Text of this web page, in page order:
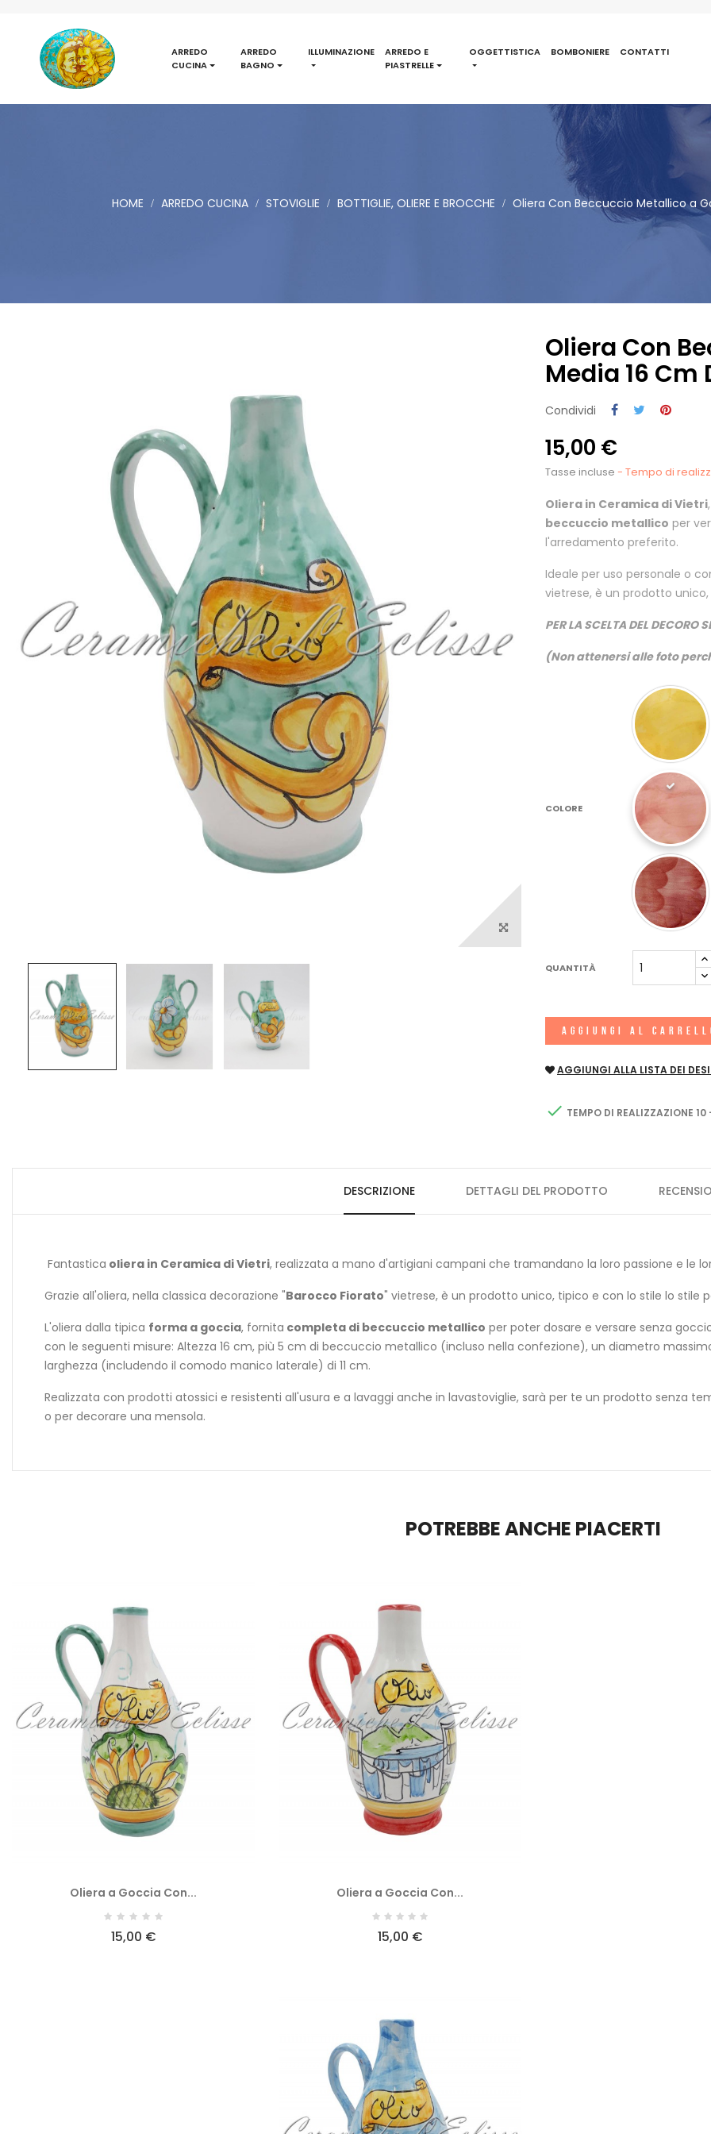
ARREDO
CUCINA
ARREDO
BAGNO
ILLUMINAZIONE
ARREDO E
PIASTRELLE
OGGETTISTICA BOMBONIERE CONTATTI
HOME ARREDO CUCINA STOVIGLIE BOTTIGLIE, OLIERE E BROCCHE Oliera Con Beccuccio Metallico a
Oliera Con
Media 16
Condividi
15,00 €
Tasse incluse - Tempo di
Oliera in Ceramica di Vietri
beccuccio metallico per
l'arredamento preferito.
Ideale per uso personale o
vietrese, è un prodotto
PER LA SCELTA DEL DECORO
(Non attenersi alle foto
COLORE
QUANTITÀ
AGGIUNGI AL
AGGIUNGI ALLA LISTA DEI
 TEMPO DI REALIZZAZIONE
DESCRIZIONE DETTAGLI DEL PRODOTTO
Fantastica oliera in Ceramica di Vietri, realizzata a mano d'artigiani campani che tramandano la loro passione e le
Grazie all'oliera, nella classica decorazione "Barocco Fiorato" vietrese, è un prodotto unico, tipico e con lo stile lo stile
L'oliera dalla tipica forma a goccia, fornita completa di beccuccio metallico per poter dosare e versare senza
con le seguenti misure: Altezza 16 cm, più 5 cm di beccuccio metallico (incluso nella confezione), un diametro
larghezza (includendo il comodo manico laterale) di 11 cm.
Realizzata con prodotti atossici e resistenti all'usura e a lavaggi anche in lavastoviglie, sarà per te un prodotto senza
o per decorare una mensola.
POTREBBE ANCHE PIACERTI
Oliera a Goccia Con...
15,00 €
Oliera a Goccia Con...
15,00 €